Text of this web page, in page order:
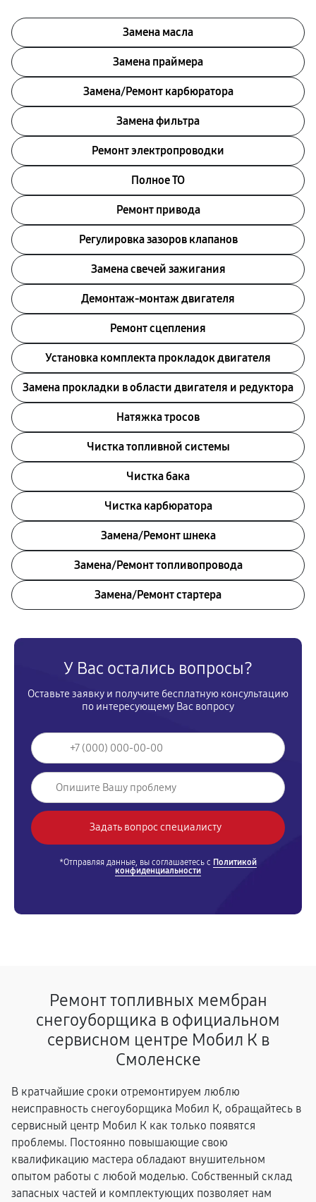
Замена масла
Замена праймера
Замена/Pемонт карбюратора
Замена фильтра
Ремонт электропроводки
Полное ТО
Ремонт привода
Регулировка зазоров клапанов
Замена свечей зажигания
Демонтаж-монтаж двигателя
Ремонт сцепления
Установка комплекта прокладок двигателя
Замена прокладки в области двигателя и редуктора
Натяжка тросов
Чистка топливной системы
Чистка бака
Чистка карбюратора
Замена/Pемонт шнека
Замена/Pемонт топливопровода
Замена/Pемонт стартера
У Вас остались вопросы?
Оставьте заявку и получите бесплатную консультацию
по интересующему Вас вопросу
*Отправляя данные, вы соглашаетесь с Политикой
конфиденциальности
Ремонт топливных мембран
снегоуборщика в официальном
сервисном центре Мобил К в
Смоленске
В кратчайшие сроки отремонтируем люблю
неисправность снегоуборщика Мобил К, обращайтесь в
сервисный центр Мобил К как только появятся
проблемы. Постоянно повышающие свою
квалификацию мастера обладают внушительном
опытом работы с любой моделью. Собственный склад
запасных частей и комплектующих позволяет нам